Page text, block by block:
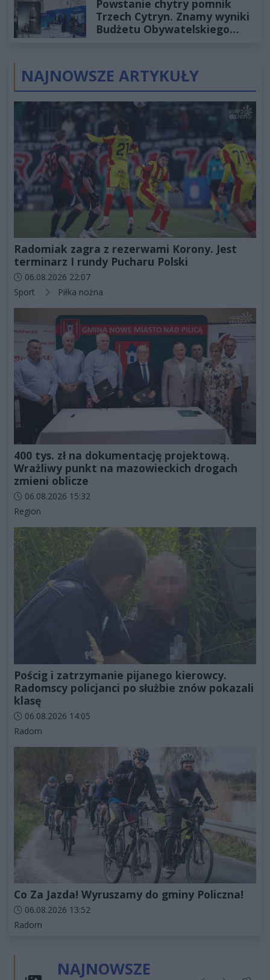
Powstanie chytry pomnik
Trzech Cytryn. Znamy wyniki
Budżetu Obywatelskiego
NAJNOWSZE ARTYKUŁY
Radomiak zagra z rezerwami Korony. Jest
terminarz I rundy Pucharu Polski
Data dodania artykułu:
06.08.2026 22:07
Kategorie artykułu:
Sport Piłka nożna
400 tys. zł na dokumentację projektową.
Wrażliwy punkt na mazowieckich drogach
zmieni oblicze
Data dodania artykułu:
06.08.2026 15:32
Kategorie artykułu:
Region
Pościg i zatrzymanie pijanego kierowcy.
Radomscy policjanci po służbie znów pokazali
klasę
Data dodania artykułu:
06.08.2026 14:05
Kategorie artykułu:
Radom
Co Za Jazda! Wyruszamy do gminy Policzna!
Data dodania artykułu:
06.08.2026 13:52
Kategorie artykułu:
Radom
NAJNOWSZE